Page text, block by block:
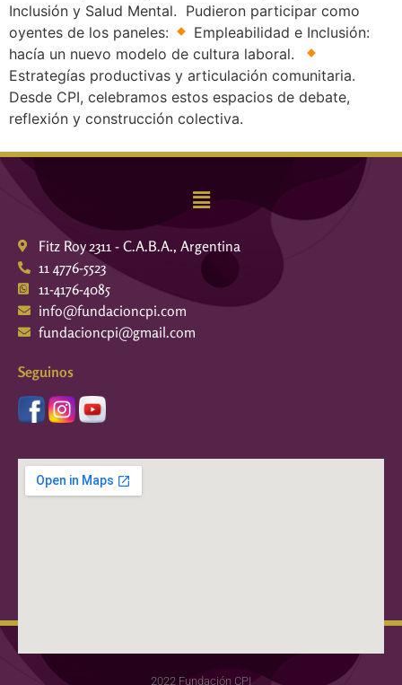
Inclusión y Salud Mental. Pudieron participar como
oyentes de los paneles:
Empleabilidad e Inclusión:
hacía un nuevo modelo de cultura laboral.
Estrategías productivas y articulación comunitaria.
Desde CPI, celebramos estos espacios de debate,
reflexión y construcción colectiva.
Fitz Roy 2311 - C.A.B.A., Argentina
11 4776-5523
11-4176-4085
info@fundacioncpi.com
fundacioncpi@gmail.com
Seguinos
2022 Fundación CPI